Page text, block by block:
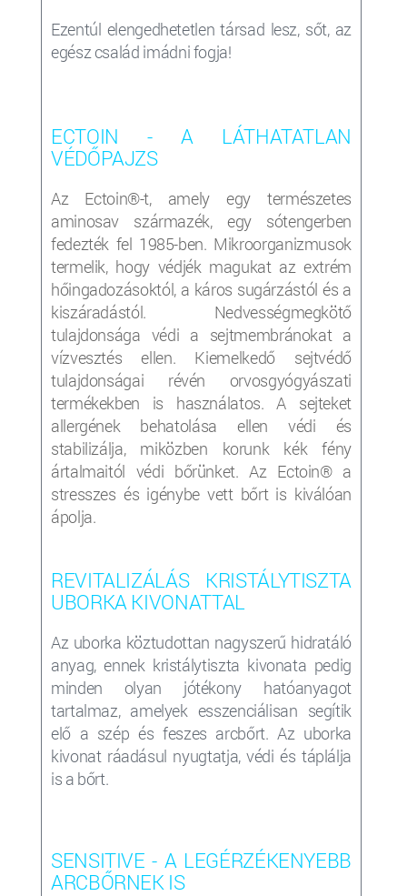
Ezentúl elengedhetetlen társad lesz, sőt, az
egész család imádni fogja!
ECTOIN - A LÁTHATATLAN
VÉDŐPAJZS
Az Ectoin®-t, amely egy természetes
aminosav származék, egy sótengerben
fedezték fel 1985-ben. Mikroorganizmusok
termelik, hogy védjék magukat az extrém
hőingadozásoktól, a káros sugárzástól és a
kiszáradástól. Nedvességmegkötő
tulajdonsága védi a sejtmembránokat a
vízvesztés ellen. Kiemelkedő sejtvédő
tulajdonságai révén orvosgyógyászati
termékekben is használatos. A sejteket
allergének behatolása ellen védi és
stabilizálja, miközben korunk kék fény
ártalmaitól védi bőrünket. Az Ectoin® a
stresszes és igénybe vett bőrt is kiválóan
ápolja.
REVITALIZÁLÁS KRISTÁLYTISZTA
UBORKA KIVONATTAL
Az uborka köztudottan nagyszerű hidratáló
anyag, ennek kristálytiszta kivonata pedig
minden olyan jótékony hatóanyagot
tartalmaz, amelyek esszenciálisan segítik
elő a szép és feszes arcbőrt. Az uborka
kivonat ráadásul nyugtatja, védi és táplálja
is a bőrt.
SENSITIVE - A LEGÉRZÉKENYEBB
ARCBŐRNEK IS